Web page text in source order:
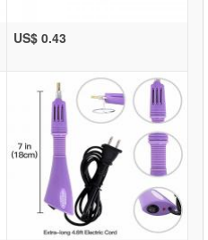
US$ 0.43